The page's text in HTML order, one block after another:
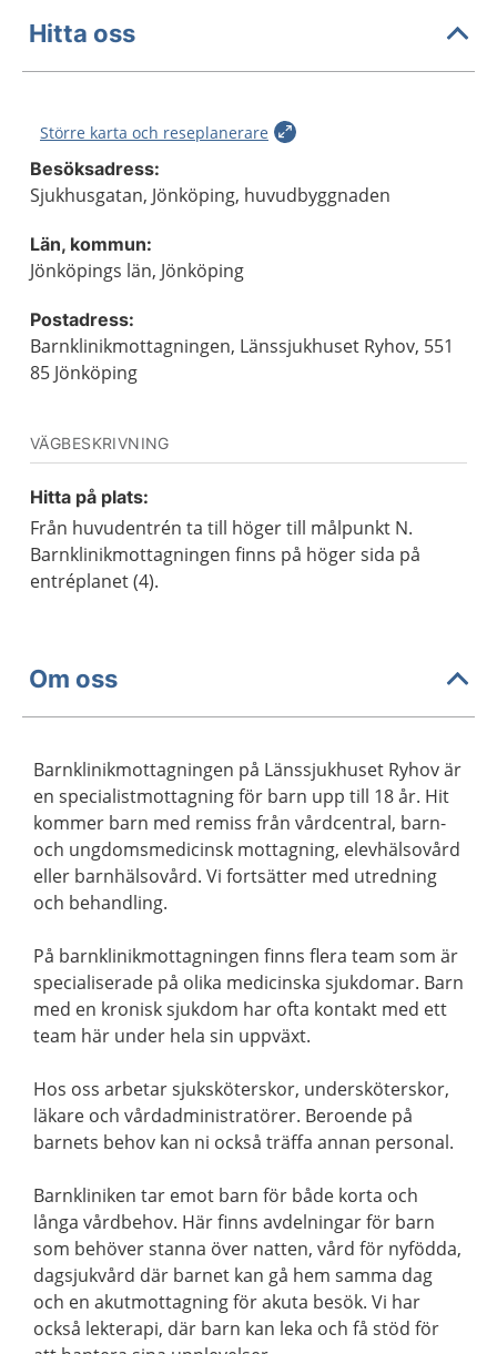
Hitta oss
Större karta och reseplanerare
Besöksadress:
Sjukhusgatan, Jönköping, huvudbyggnaden
Län, kommun:
Jönköpings län, Jönköping
Postadress:
Barnklinikmottagningen, Länssjukhuset Ryhov, 551
85 Jönköping
VÄGBESKRIVNING
Hitta på plats:
Från huvudentrén ta till höger till målpunkt N.
Barnklinikmottagningen finns på höger sida på
entréplanet (4).
Om oss
Barnklinikmottagningen på Länssjukhuset Ryhov är
en specialistmottagning för barn upp till 18 år. Hit
kommer barn med remiss från vårdcentral, barn-
och ungdomsmedicinsk mottagning, elevhälsovård
eller barnhälsovård. Vi fortsätter med utredning
och behandling.
På barnklinikmottagningen finns flera team som är
specialiserade på olika medicinska sjukdomar. Barn
med en kronisk sjukdom har ofta kontakt med ett
team här under hela sin uppväxt.
Hos oss arbetar sjuksköterskor, undersköterskor,
läkare och vårdadministratörer. Beroende på
barnets behov kan ni också träffa annan personal.
Barnkliniken tar emot barn för både korta och
långa vårdbehov. Här finns avdelningar för barn
som behöver stanna över natten, vård för nyfödda,
dagsjukvård där barnet kan gå hem samma dag
och en akutmottagning för akuta besök. Vi har
också lekterapi, där barn kan leka och få stöd för